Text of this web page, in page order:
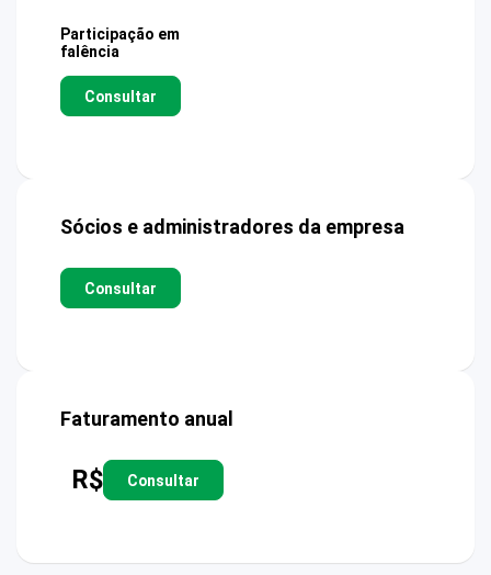
Participação em
falência
Consultar
Sócios e administradores da empresa
Consultar
Faturamento anual
R$ Consultar